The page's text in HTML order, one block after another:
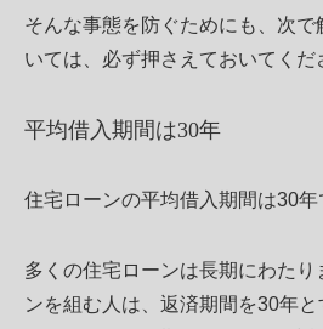
そんな事態を防ぐためにも、次
いては、必ず押さえておいてくだ
平均借入期間は30年
住宅ローンの平均借入期間は30年
多くの住宅ローンは長期にわた
ンを組む人は、返済期間を30年